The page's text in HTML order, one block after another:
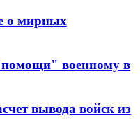
о мирных
военному в
вывода войск из